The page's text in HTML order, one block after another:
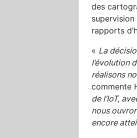
des
rapports
« La
l’évolution
réalisons
commente
de l’IoT,
nous
encore